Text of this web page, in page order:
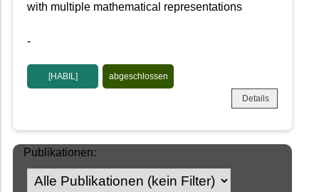
with multiple mathematical representations
-
[HABIL] abgeschlossen
Details
Publikationen: